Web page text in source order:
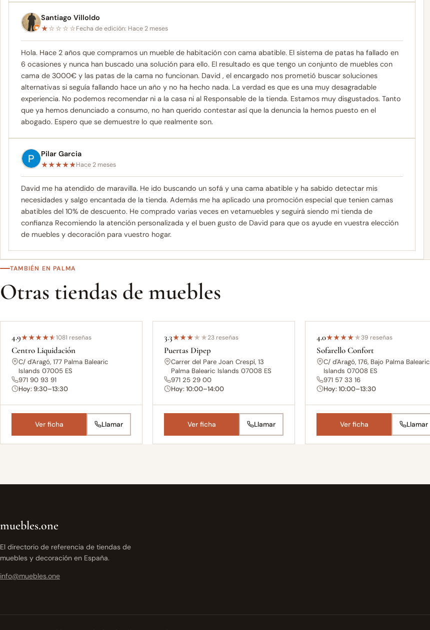
Santiago Villoldo
★☆☆☆☆Fecha de edición: Hace 2 meses
Hola. Hace 2 años que compramos un mueble de habitación con cama abatible. El sistema de patas ha fallado en
6 ocasiones y nunca han buscado una solución para ello. El resultado es que tengo un conjunto de muebles con
cama de 3000€ y las patas de la cama no funcionan. David , el encargado nos prometió buscar soluciones
alternativas si seguía fallando hace un año y no ha hecho nada. La verdad es que es una muy desagradable
experiencia. No podemos recomendar ni a la casa ni al Responsable de la tienda. Estamos muy disgustados. Tanto
que ya hemos denunciado a consumo, no han querido contestar así que la denuncia la hemos puesto en el
abogado. Espero que se demuestre lo que realmente son.
Pilar Garcia
★★★★★Hace 2 meses
David me ha atendido de maravilla. He ido buscando un sofá y una cama abatible y ha sabido detectar mis
necesidades y salgo encantada de la tienda. Además me ha aplicado una promoción especial que tenien camas
abatibles del 10% de descuento. He comprado varias veces en vetamuebles y seguirá siendo mi tienda de
confianza Recomiendo la atención personalizada y el buen gusto de David para que os ayude en vuestra elección
de muebles y decoración para vuestro hogar.
TAMBIÉN EN PALMA
Otras tiendas de muebles
4.9★★★★★1081 reseñas
Centro Liquidación
C/ d'Aragó, 177 Palma Balearic
Islands 07005 ES
971 90 93 91
Hoy: 9:30–13:30
Ver ficha Llamar
3.3★★★★★23 reseñas
Puertas Dipep
Carrer del Pare Joan Crespí, 13
Palma Balearic Islands 07008 ES
971 25 29 00
Hoy: 10:00–14:00
Ver ficha Llamar
4.0★★★★★39 reseñas
Sofarello Confort
C/ d'Aragó, 176, Bajo Palma Balearic
Islands 07008 ES
971 57 33 16
Hoy: 10:00–13:30
Ver ficha Llamar
muebles.one
El directorio de referencia de tiendas de
muebles y decoración en España.
info@muebles.one